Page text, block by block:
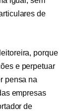
de
porque
e perpetuar
pensa na
empresas
de